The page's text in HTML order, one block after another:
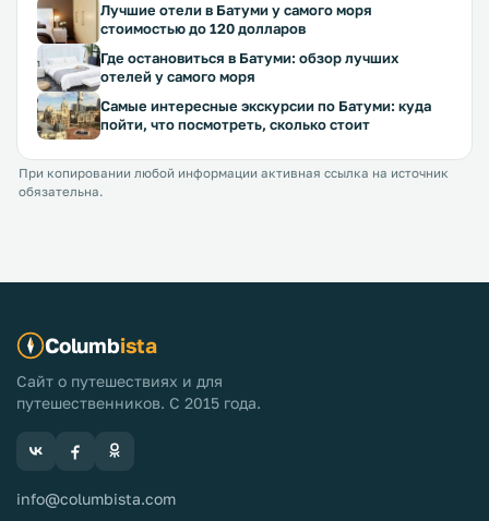
Лучшие отели в Батуми у самого моря
стоимостью до 120 долларов
Где остановиться в Батуми: обзор лучших
отелей у самого моря
Самые интересные экскурсии по Батуми: куда
пойти, что посмотреть, сколько стоит
При копировании любой информации активная ссылка на источник
обязательна.
Columbista
Сайт о путешествиях и для
путешественников. С 2015 года.
info@columbista.com